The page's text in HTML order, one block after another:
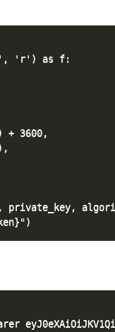
'r') as f:
+ 3600,
private_key,